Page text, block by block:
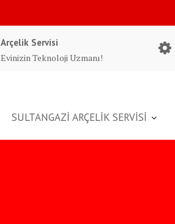
Arçelik Servisi
Evinizin Teknoloji Uzmanı!
SULTANGAZİ ARÇELİK SERVİSİ